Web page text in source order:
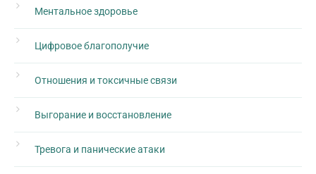
Ментальное здоровье
Цифровое благополучие
Отношения и токсичные связи
Выгорание и восстановление
Тревога и панические атаки